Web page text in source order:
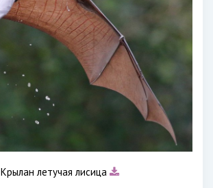
Крылан летучая лисица